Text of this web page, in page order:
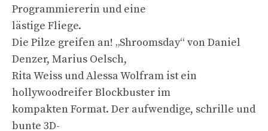
Programmiererin und eine
lästige Fliege.
Die Pilze greifen an! „Shroomsday“ von Daniel
Denzer, Marius Oelsch,
Rita Weiss und Alessa Wolfram ist ein
hollywoodreifer Blockbuster im
kompakten Format. Der aufwendige, schrille und
bunte 3D-